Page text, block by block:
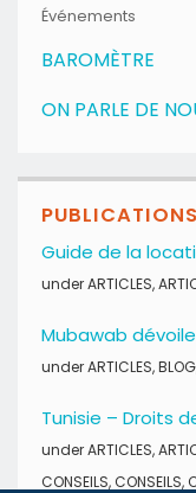
Événements
BAROMÈTRE
ON PARLE DE
Guide de la
underARTICLES,
Mubawab dévoile
underARTICLES,BLOG
Tunisie – Droits
underARTICLES,
CONSEILS,CONSEILS,